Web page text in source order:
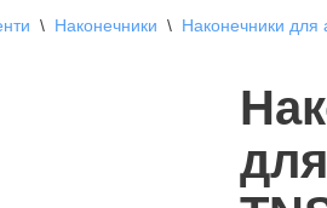
\ Наконечники \ Наконечники для